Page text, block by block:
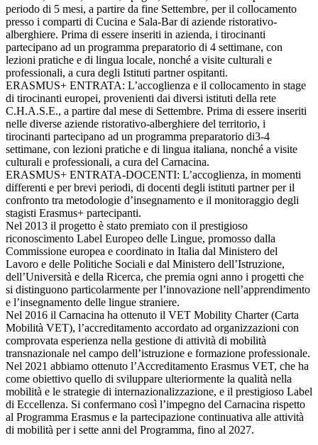
periodo di 5 mesi, a partire da fine Settembre, per il collocamento
presso i comparti di Cucina e Sala-Bar di aziende ristorativo-
alberghiere. Prima di essere inseriti in azienda, i tirocinanti
partecipano ad un programma preparatorio di 4 settimane, con
lezioni pratiche e di lingua locale, nonché a visite culturali e
professionali, a cura degli Istituti partner ospitanti.
ERASMUS+ ENTRATA: L’accoglienza e il collocamento in stage
di tirocinanti europei, provenienti dai diversi istituti della rete
C.H.A.S.E., a partire dal mese di Settembre. Prima di essere inseriti
nelle diverse aziende ristorativo-alberghiere del territorio, i
tirocinanti partecipano ad un programma preparatorio di3-4
settimane, con lezioni pratiche e di lingua italiana, nonché a visite
culturali e professionali, a cura del Carnacina.
ERASMUS+ ENTRATA-DOCENTI: L’accoglienza, in momenti
differenti e per brevi periodi, di docenti degli istituti partner per il
confronto tra metodologie d’insegnamento e il monitoraggio degli
stagisti Erasmus+ partecipanti.
Nel 2013 il progetto è stato premiato con il prestigioso
riconoscimento Label Europeo delle Lingue, promosso dalla
Commissione europea e coordinato in Italia dal Ministero del
Lavoro e delle Politiche Sociali e dal Ministero dell’Istruzione,
dell’Università e della Ricerca, che premia ogni anno i progetti che
si distinguono particolarmente per l’innovazione nell’apprendimento
e l’insegnamento delle lingue straniere.
Nel 2016 il Carnacina ha ottenuto il VET Mobility Charter (Carta
Mobilità VET), l’accreditamento accordato ad organizzazioni con
comprovata esperienza nella gestione di attività di mobilità
transnazionale nel campo dell’istruzione e formazione professionale.
Nel 2021 abbiamo ottenuto l’Accreditamento Erasmus VET, che ha
come obiettivo quello di sviluppare ulteriormente la qualità nella
mobilità e le strategie di internazionalizzazione, e il prestigioso Label
di Eccellenza. Si confermano così l’impegno del Carnacina rispetto
al Programma Erasmus e la partecipazione continuativa alle attività
di mobilità per i sette anni del Programma, fino al 2027.